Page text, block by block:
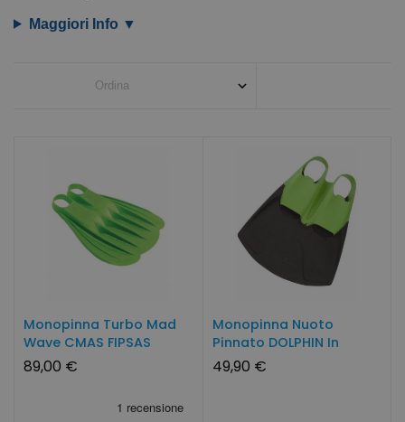
Maggiori Info
Monopinna Turbo Mad
Wave CMAS FIPSAS
89,00 €
Monopinna Nuoto
Pinnato DOLPHIN In
Gomma
49,90 €